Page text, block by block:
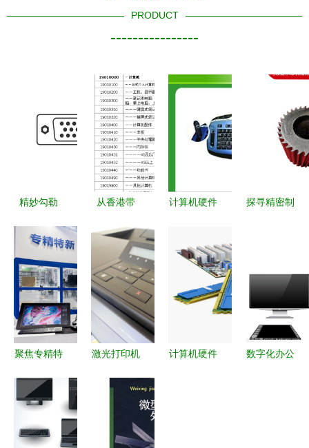
PRODUCT
----------------
精妙勾勒
与外围设备
的细线图标
设计美学
从香港带
需要付多少
关税？详解
计算机及外
围设备征税
标准
计算机硬件
外围设备详
解
探寻精密制
机滚刀与计
算机设备的
产业联动
聚焦专精特
质量发展
中国电子信
激光打印机
计算机硬件
数字化办公